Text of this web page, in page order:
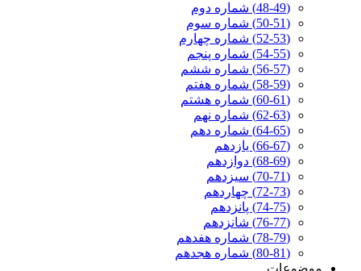
(48-49) شماره دوم
(50-51) شماره سوم
(52-53) شماره چهارم
(54-55) شماره پنجم
(56-57) شماره ششم
(58-59) شماره هفتم
(60-61) شماره هشتم
(62-63) شماره نهم
(64-65) شماره دهم
(66-67) یازدهم
(68-69) دوازدهم
(70-71) سیزدهم
(72-73) چهاردهم
(74-75) پانزدهم
(76-77) شانزدهم
(78-79) شماره هفدهم
(80-81) شماره هجدهم
موضوعات